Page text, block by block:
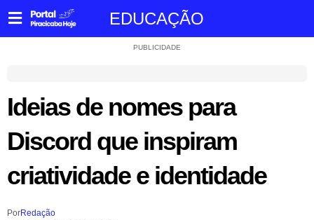
EDUCAÇÃO
PUBLICIDADE
Ideias de nomes para
Discord que inspiram
criatividade e identidade
PorRedação